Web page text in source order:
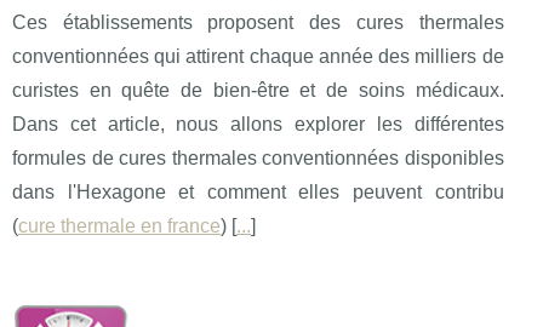
Ces établissements proposent des cures thermales
conventionnées qui attirent chaque année des milliers de
curistes en quête de bien-être et de soins médicaux.
Dans cet article, nous allons explorer les différentes
formules de cures thermales conventionnées disponibles
dans l'Hexagone et comment elles peuvent contribu
(cure thermale en france) [...]